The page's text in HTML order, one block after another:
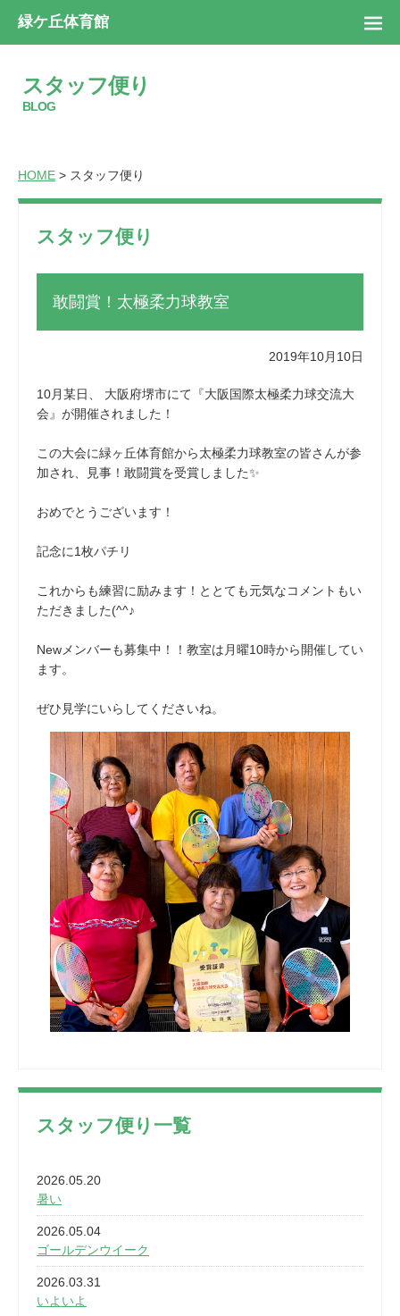
緑ケ丘体育館
スタッフ便り
BLOG
HOME > スタッフ便り
スタッフ便り
敢闘賞！太極柔力球教室
2019年10月10日
10月某日、 大阪府堺市にて『大阪国際太極柔力球交流大
会』が開催されました！
この大会に緑ヶ丘体育館から太極柔力球教室の皆さんが参
加され、見事！敢闘賞を受賞しました✨
おめでとうございます！
記念に1枚パチリ
これからも練習に励みます！ととても元気なコメントもい
ただきました(^^♪
Newメンバーも募集中！！教室は月曜10時から開催してい
ます。
ぜひ見学にいらしてくださいね。
スタッフ便り一覧
2026.05.20
暑い
2026.05.04
ゴールデンウイーク
2026.03.31
いよいよ